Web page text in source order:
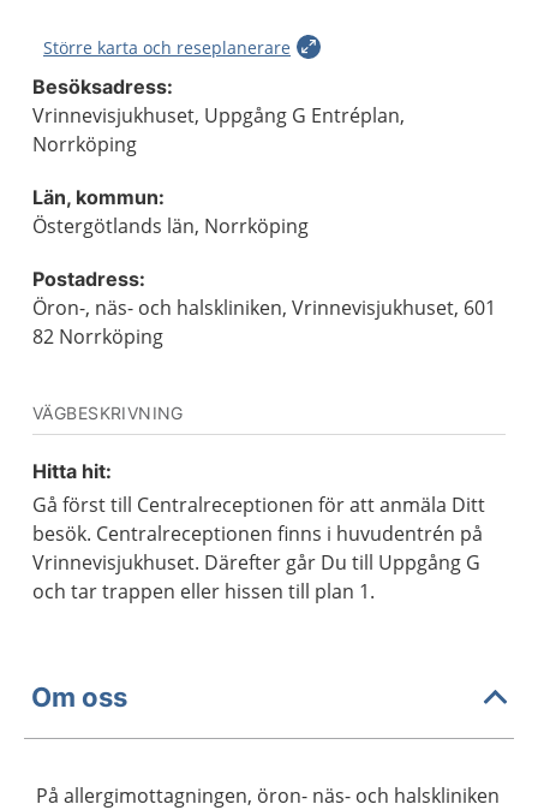
Större karta och reseplanerare
Besöksadress:
Vrinnevisjukhuset, Uppgång G Entréplan,
Norrköping
Län, kommun:
Östergötlands län, Norrköping
Postadress:
Öron-, näs- och halskliniken, Vrinnevisjukhuset, 601
82 Norrköping
VÄGBESKRIVNING
Hitta hit:
Gå först till Centralreceptionen för att anmäla Ditt
besök. Centralreceptionen finns i huvudentrén på
Vrinnevisjukhuset. Därefter går Du till Uppgång G
och tar trappen eller hissen till plan 1.
Om oss
På allergimottagningen, öron- näs- och halskliniken